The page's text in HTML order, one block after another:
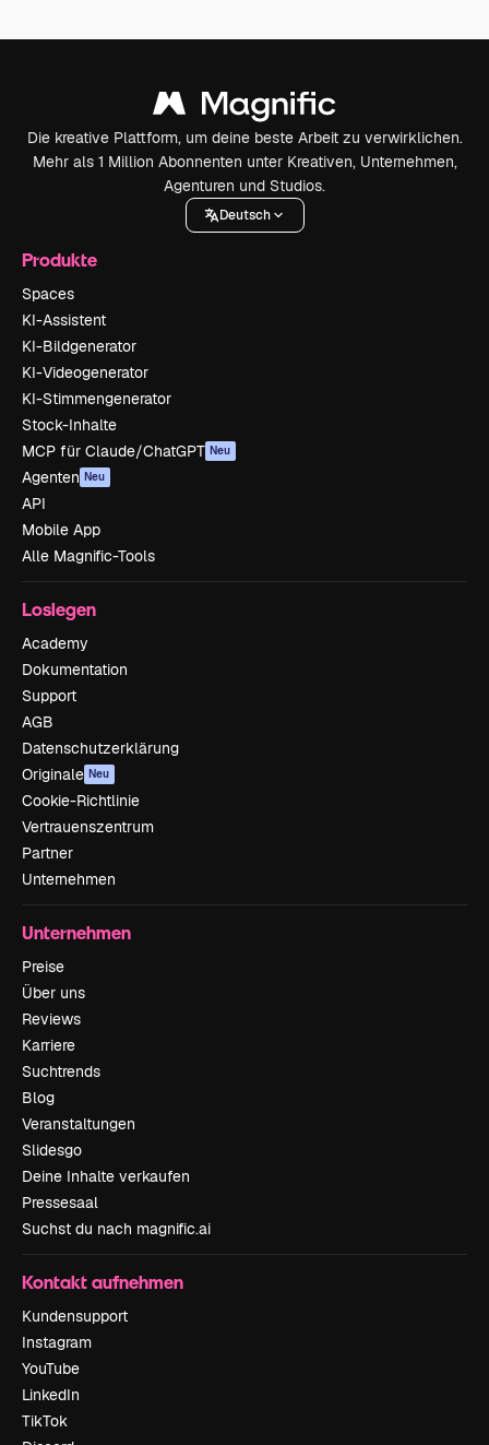
Die kreative Plattform, um deine beste Arbeit zu verwirklichen.
Mehr als 1 Million Abonnenten unter Kreativen, Unternehmen,
Agenturen und Studios.
Deutsch
Produkte
Spaces
KI-Assistent
KI-Bildgenerator
KI-Videogenerator
KI-Stimmengenerator
Stock-Inhalte
MCP für Claude/ChatGPT Neu
Agenten Neu
API
Mobile App
Alle Magnific-Tools
Loslegen
Academy
Dokumentation
Support
AGB
Datenschutzerklärung
Originale Neu
Cookie-Richtlinie
Vertrauenszentrum
Partner
Unternehmen
Unternehmen
Preise
Über uns
Reviews
Karriere
Suchtrends
Blog
Veranstaltungen
Slidesgo
Deine Inhalte verkaufen
Pressesaal
Suchst du nach magnific.ai
Kontakt aufnehmen
Kundensupport
Instagram
YouTube
LinkedIn
TikTok